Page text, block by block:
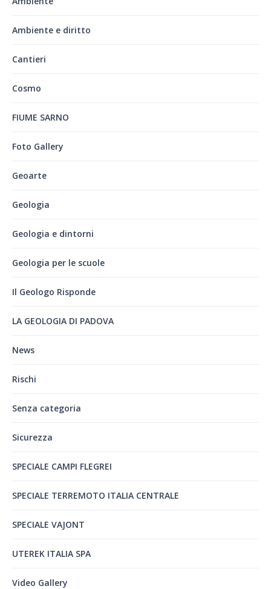
Ambiente e diritto
Cantieri
Cosmo
FIUME SARNO
Foto Gallery
Geoarte
Geologia
Geologia e dintorni
Geologia per le scuole
Il Geologo Risponde
LA GEOLOGIA DI PADOVA
News
Rischi
Senza categoria
Sicurezza
SPECIALE CAMPI FLEGREI
SPECIALE TERREMOTO ITALIA CENTRALE
SPECIALE VAJONT
UTEREK ITALIA SPA
Video Gallery